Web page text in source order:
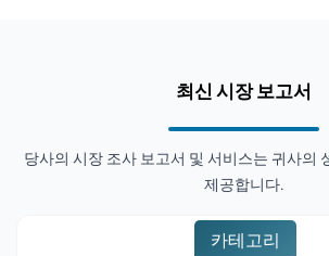
최신 시장 보고서
당사의 시장 조사 보고서 및 서비스는 귀사의
제공합니다.
카테고리